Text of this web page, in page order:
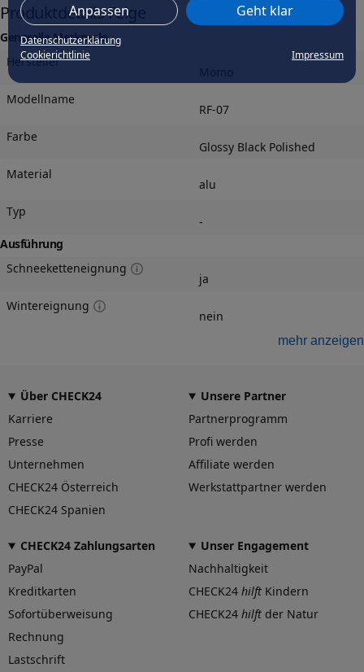
Anpassen Geht klar
Datenschutzerklärung
Cookierichtlinie
Impressum
Produktdetails Felge
Generelle Merkmale
Hersteller
Modellname
RF-07
Farbe
Glossy Black Polished
Material
alu
Typ
-
Ausführung
Schneeketteneignung
ja
Wintereignung
nein
Freigabe
Gutachten Link
-
Fahrzeug wählen und Felgengutachten erhalten
Dimension
8,5
Größe (in Zoll)
Einpresstiefe (in mm)
40
Lochkreis (Anzahl der Löcher)
mehr anzeigen
Über CHECK24
Karriere
Presse
Unternehmen
CHECK24 Österreich
CHECK24 Spanien
Unsere Partner
Partnerprogramm
Profi werden
Affiliate werden
Werkstattpartner werden
CHECK24 Zahlungsarten
PayPal
Kreditkarten
Sofortüberweisung
Rechnung
Lastschrift
Unser Engagement
Nachhaltigkeit
CHECK24 hilft Kindern
CHECK24 hilft der Natur